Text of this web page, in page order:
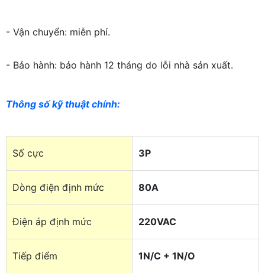
- Vận chuyển: miễn phí.
- Bảo hành: bảo hành 12 tháng do lỗi nhà sản xuất.
Thông số kỹ thuật chính:
Số cực 3P
Dòng điện định mức 80A
Điện áp định mức 220VAC
Tiếp điểm 1N/C + 1N/O